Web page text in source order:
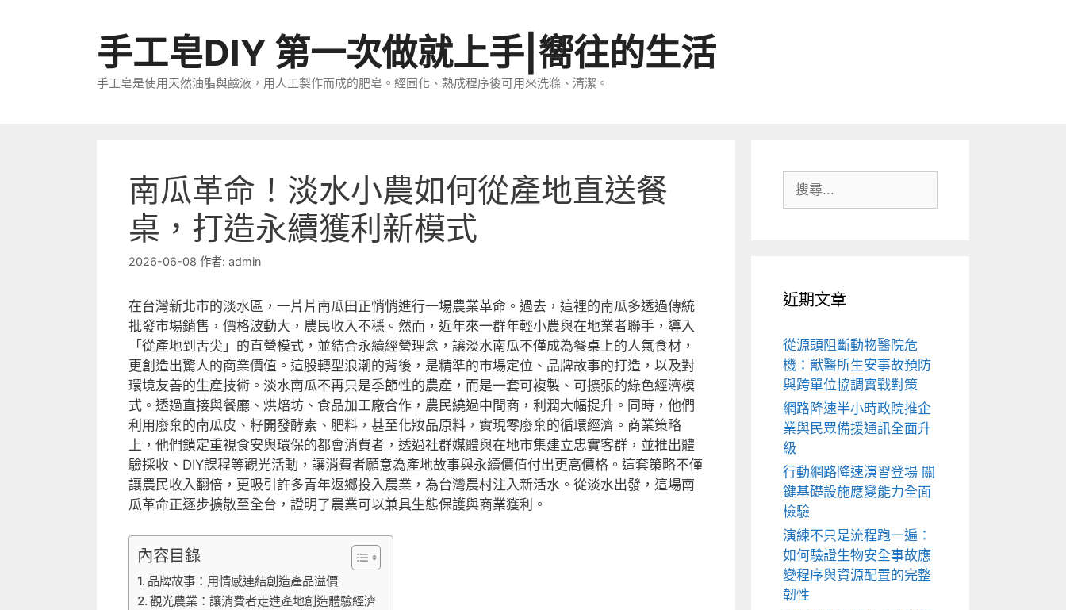
手工皂DIY 第一次做就上手|嚮往的生活
手工皂是使用天然油脂與鹼液，用人工製作而成的肥皂。經固化、熟成程序後可用來洗滌、清潔。
南瓜革命！淡水小農如何從產地直送餐
桌，打造永續獲利新模式
2026-06-08 作者: admin
在台灣新北市的淡水區，一片片南瓜田正悄悄進行一場農業革命。過去，這裡的南瓜多透過傳統
批發市場銷售，價格波動大，農民收入不穩。然而，近年來一群年輕小農與在地業者聯手，導入
「從產地到舌尖」的直營模式，並結合永續經營理念，讓淡水南瓜不僅成為餐桌上的人氣食材，
更創造出驚人的商業價值。這股轉型浪潮的背後，是精準的市場定位、品牌故事的打造，以及對
環境友善的生產技術。淡水南瓜不再只是季節性的農產，而是一套可複製、可擴張的綠色經濟模
式。透過直接與餐廳、烘焙坊、食品加工廠合作，農民繞過中間商，利潤大幅提升。同時，他們
利用廢棄的南瓜皮、籽開發酵素、肥料，甚至化妝品原料，實現零廢棄的循環經濟。商業策略
上，他們鎖定重視食安與環保的都會消費者，透過社群媒體與在地市集建立忠實客群，並推出體
驗採收、DIY課程等觀光活動，讓消費者願意為產地故事與永續價值付出更高價格。這套策略不僅
讓農民收入翻倍，更吸引許多青年返鄉投入農業，為台灣農村注入新活水。從淡水出發，這場南
瓜革命正逐步擴散至全台，證明了農業可以兼具生態保護與商業獲利。
內容目錄
品牌故事：用情感連結創造產品溢價
觀光農業：讓消費者走進產地創造體驗經濟
尋:
近期文章
從源頭阻斷動物醫院危
機：獸醫所生安事故預防
與跨單位協調實戰對策
網路降速半小時政院推企
業與民眾備援通訊全面升
級
行動網路降速演習登場 關
鍵基礎設施應變能力全面
檢驗
演練不只是流程跑一遍：
如何驗證生物安全事故應
變程序與資源配置的完整
韌性